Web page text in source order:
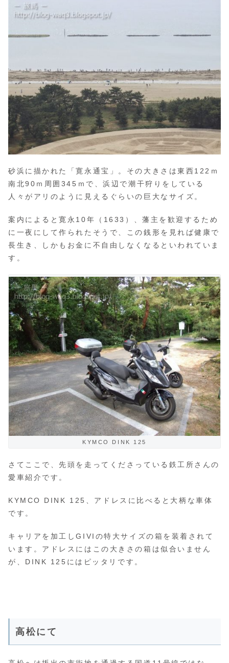
砂浜に描かれた「寛永通宝」。その大きさは東西122ｍ
南北90ｍ周囲345ｍで、浜辺で潮干狩りをしている
人々がアリのように見えるぐらいの巨大なサイズ。
案内によると寛永10年（1633）、藩主を歓迎するため
に一夜にして作られたそうで、この銭形を見れば健康で
長生き、しかもお金に不自由しなくなるといわれていま
す。
KYMCO DINK 125
さてここで、先頭を走ってくださっている鉄工所さんの
愛車紹介です。
KYMCO DINK 125、アドレスに比べると大柄な車体
です。
キャリアを加工しGIVIの特大サイズの箱を装着されて
います。アドレスにはこの大きさの箱は似合いません
が、DINK 125にはピッタリです。
高松にて